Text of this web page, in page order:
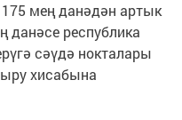
мең данәдән артык
данәсе республика
сәүдә нокталары
хисабына